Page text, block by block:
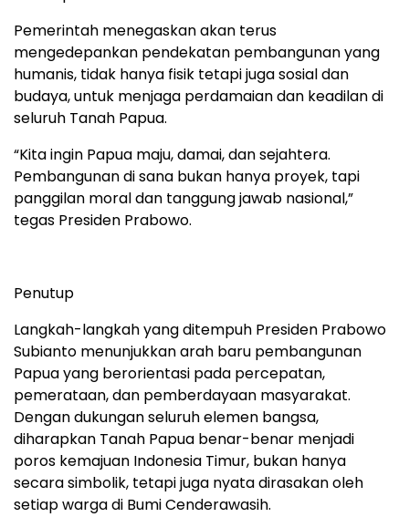
Pemerintah menegaskan akan terus
mengedepankan pendekatan pembangunan yang
humanis, tidak hanya fisik tetapi juga sosial dan
budaya, untuk menjaga perdamaian dan keadilan di
seluruh Tanah Papua.
“Kita ingin Papua maju, damai, dan sejahtera.
Pembangunan di sana bukan hanya proyek, tapi
panggilan moral dan tanggung jawab nasional,”
tegas Presiden Prabowo.
Penutup
Langkah-langkah yang ditempuh Presiden Prabowo
Subianto menunjukkan arah baru pembangunan
Papua yang berorientasi pada percepatan,
pemerataan, dan pemberdayaan masyarakat.
Dengan dukungan seluruh elemen bangsa,
diharapkan Tanah Papua benar-benar menjadi
poros kemajuan Indonesia Timur, bukan hanya
secara simbolik, tetapi juga nyata dirasakan oleh
setiap warga di Bumi Cenderawasih.